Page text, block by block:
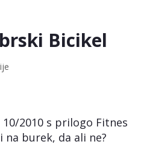
Bicikel
2010 s prilogo Fitnes
na burek, da ali ne?